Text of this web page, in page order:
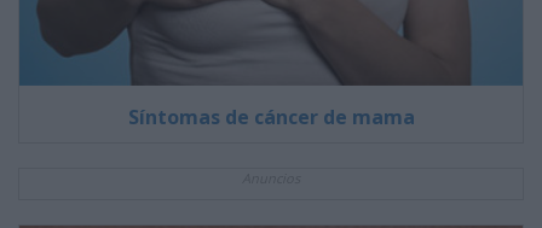
Síntomas de cáncer de mama